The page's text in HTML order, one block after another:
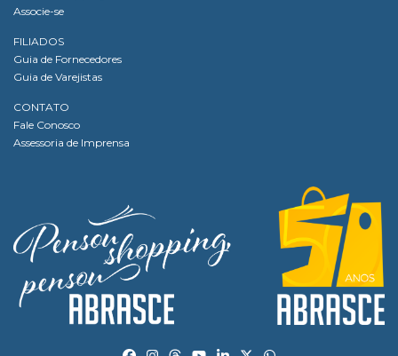
Associe-se
FILIADOS
Guia de Fornecedores
Guia de Varejistas
CONTATO
Fale Conosco
Assessoria de Imprensa